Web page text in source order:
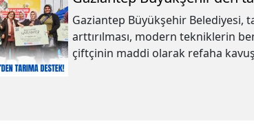
Gaziantep Büyükşehir Belediyesi,
arttırılması, modern tekniklerin
çiftçinin maddi olarak refaha